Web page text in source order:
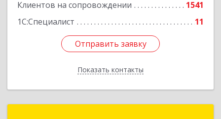
Клиентов на сопровождении
1541
1С:Специалист
11
Отправить заявку
Показать контакты
Отправить заявку
Назад